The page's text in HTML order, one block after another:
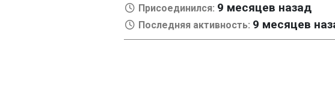
Присоединился: 9 месяцев назад
Последняя активность: 9 месяцев